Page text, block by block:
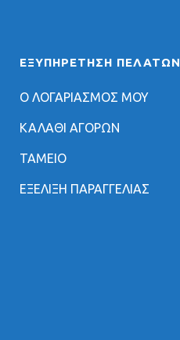
ΕΞΥΠΗΡΈΤΗΣΗ ΠΕΛΑΤΏΝ
Ο ΛΟΓΑΡΙΑΣΜΟΣ ΜΟΥ
ΚΑΛΑΘΙ ΑΓΟΡΩΝ
ΤΑΜΕΙΟ
ΕΞΕΛΙΞΗ ΠΑΡΑΓΓΕΛΙΑΣ